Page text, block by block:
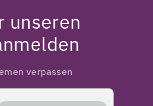
unseren
verpassen